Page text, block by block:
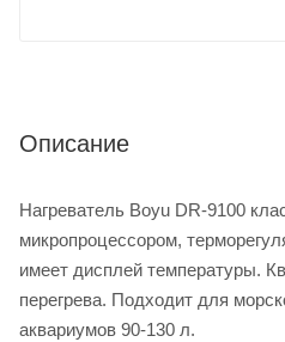
Описание
Нагреватель Boyu DR-9100
микропроцессором,
имеет дисплей температуры.
перегрева. Подходит для
аквариумов 90-130 л.